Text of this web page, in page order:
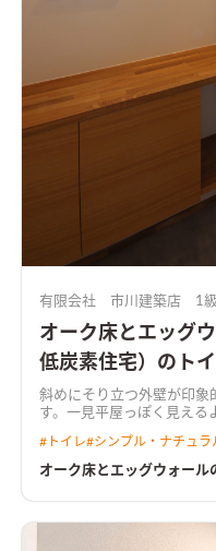
有限会社 市川建築店 1級
オーク床とエッグ
低炭素住宅）のト
斜めにそり立つ外壁が印象
す。一見平屋っぽく見える
ョンがどこでもとれる家を
ました。釣りが趣味の施主
# トイレ#シンプル・ナチュラ
オーク床とエッグウォール